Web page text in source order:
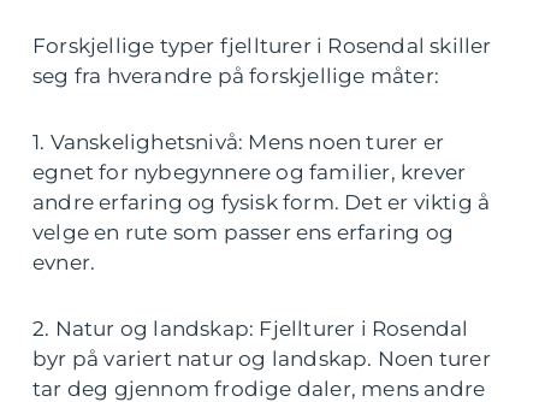
Forskjellige typer fjellturer i Rosendal skiller
seg fra hverandre på forskjellige måter:
1. Vanskelighetsnivå: Mens noen turer er
egnet for nybegynnere og familier, krever
andre erfaring og fysisk form. Det er viktig å
velge en rute som passer ens erfaring og
evner.
2. Natur og landskap: Fjellturer i Rosendal
byr på variert natur og landskap. Noen turer
tar deg gjennom frodige daler, mens andre